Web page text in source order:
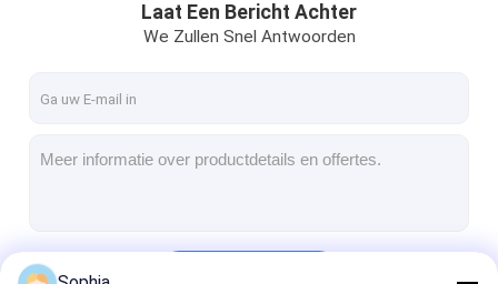
De Plakband van de Polyimidefilm
Aluminiumfolie Plakband
Laat Een Bericht Achter
We Zullen Snel Antwoorden